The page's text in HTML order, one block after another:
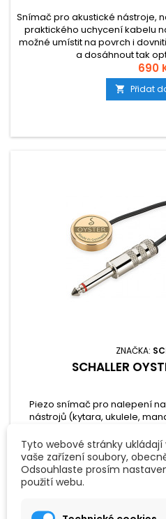
Snímač pro akustické nástroje,
praktického uchycení kabelu
možné umístit na povrch i
a dosáhnout tak
690
 Přidat
ZNAČKA:
SCHALLER
Piezo snímač pro nalepení
nástrojů (kytara, ukulele,
1 390
 Přidat
Tyto webové stránky
vaše zařízení soubory,
Odsouhlaste prosím
použití webu.